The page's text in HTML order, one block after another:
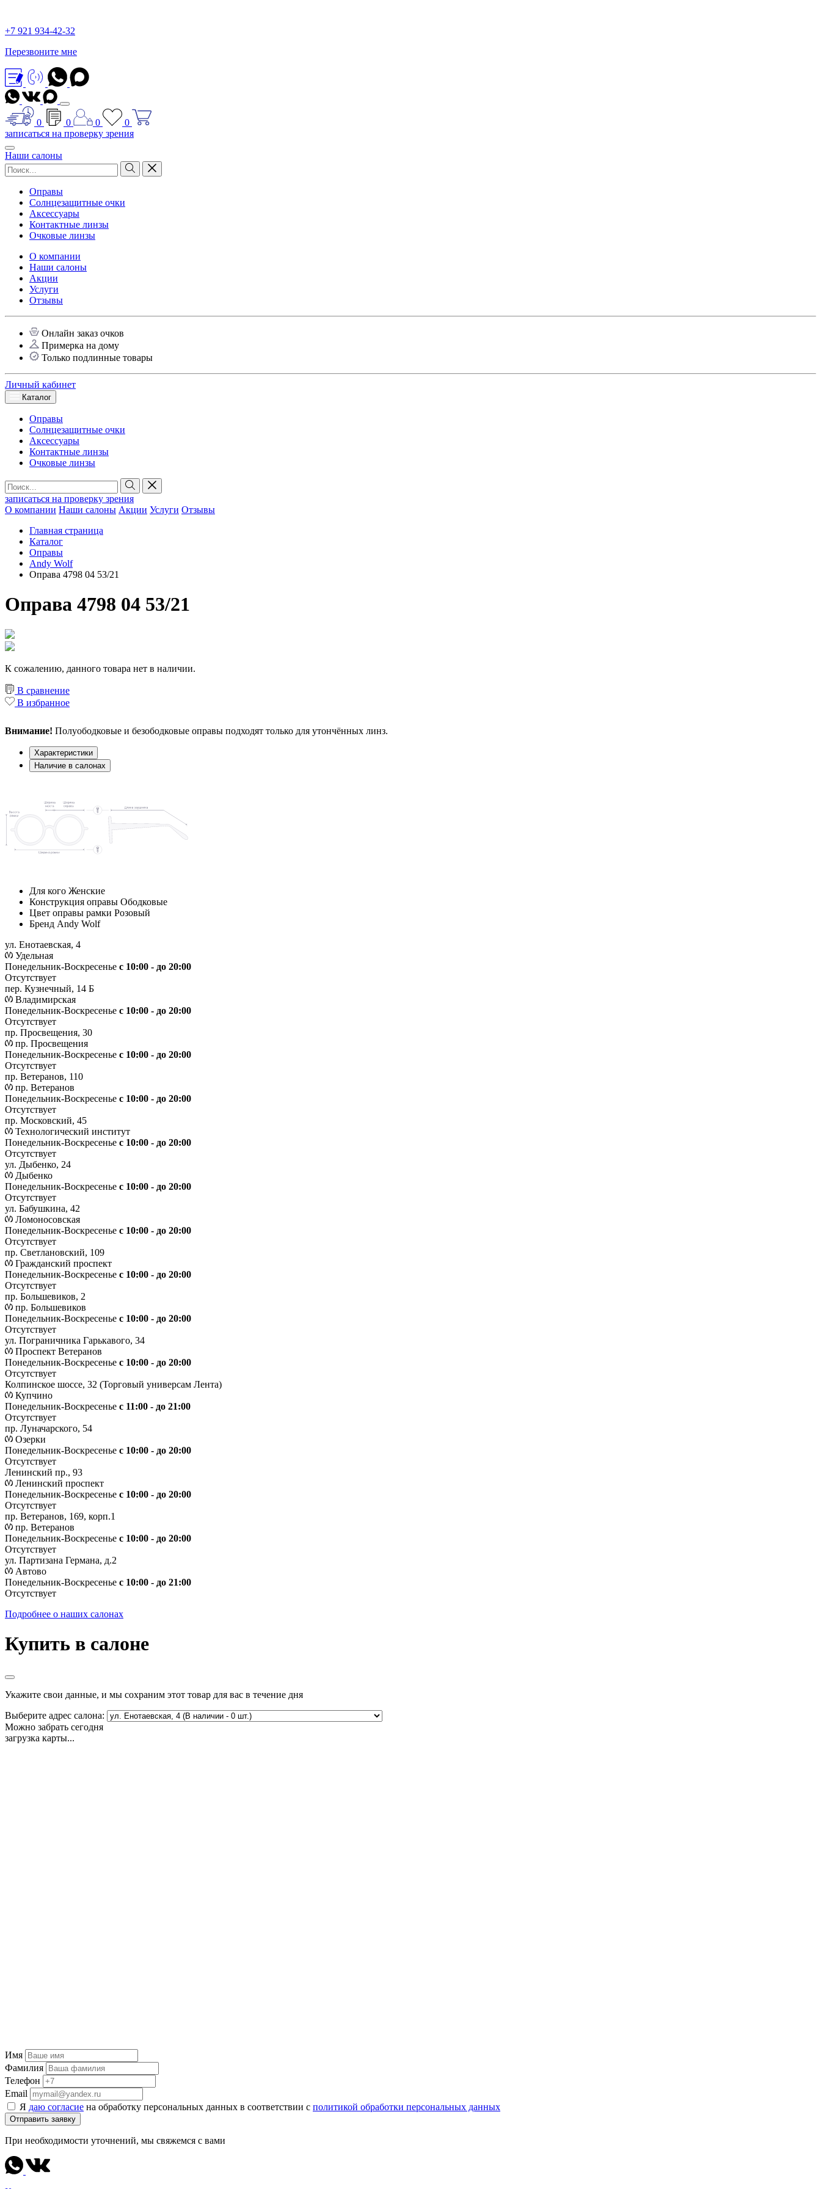
+7 921 934-42-32
Перезвоните мне
0 0 0
0
записаться на проверку зрения
Наши салоны
Оправы
Солнцезащитные очки
Аксессуары
Контактные линзы
Очковые линзы
О компании
Наши салоны
Акции
Услуги
Отзывы
Онлайн заказ очков
Примерка на дому
Только подлинные товары
Личный кабинет
Каталог
Оправы
Солнцезащитные очки
Аксессуары
Контактные линзы
Очковые линзы
записаться на проверку зрения
О компании Наши салоны Акции Услуги Отзывы
Главная страница
Каталог
Оправы
Andy Wolf
Оправа 4798 04 53/21
Оправа 4798 04 53/21
К сожалению, данного товара нет в наличии.
В сравнение
В избранное
Внимание! Полуободковые и безободковые оправы подходят только для утончённых линз.
Характеристики
Наличие в салонах
Для кого Женские
Конструкция оправы Ободковые
Цвет оправы рамки Розовый
Бренд Andy Wolf
ул. Енотаевская, 4
Удельная
Понедельник-Воскресенье с 10:00 - до 20:00
Отсутствует
пер. Кузнечный, 14 Б
Владимирская
Понедельник-Воскресенье с 10:00 - до 20:00
Отсутствует
пр. Просвещения, 30
пр. Просвещения
Понедельник-Воскресенье c 10:00 - до 20:00
Отсутствует
пр. Ветеранов, 110
пр. Ветеранов
Понедельник-Воскресенье с 10:00 - до 20:00
Отсутствует
пр. Московский, 45
Технологический институт
Понедельник-Воскресенье с 10:00 - до 20:00
Отсутствует
ул. Дыбенко, 24
Дыбенко
Понедельник-Воскресенье с 10:00 - до 20:00
Отсутствует
ул. Бабушкина, 42
Ломоносовская
Понедельник-Воскресенье с 10:00 - до 20:00
Отсутствует
пр. Светлановский, 109
Гражданский проспект
Понедельник-Воскресенье с 10:00 - до 20:00
Отсутствует
пр. Большевиков, 2
пр. Большевиков
Понедельник-Воскресенье с 10:00 - до 20:00
Отсутствует
ул. Пограничника Гарькавого, 34
Проспект Ветеранов
Понедельник-Воскресенье с 10:00 - до 20:00
Отсутствует
Колпинское шоссе, 32 (Торговый универсам Лента)
Купчино
Понедельник-Воскресенье с 11:00 - до 21:00
Отсутствует
пр. Луначарского, 54
Озерки
Понедельник-Воскресенье с 10:00 - до 20:00
Отсутствует
Ленинский пр., 93
Ленинский проспект
Понедельник-Воскресенье с 10:00 - до 20:00
Отсутствует
пр. Ветеранов, 169, корп.1
пр. Ветеранов
Понедельник-Воскресенье с 10:00 - до 20:00
Отсутствует
ул. Партизана Германа, д.2
Автово
Понедельник-Воскресенье с 10:00 - до 21:00
Отсутствует
Подробнее о наших салонах
Купить в салоне
Укажите свои данные, и мы сохраним этот товар для вас в течение дня
Выберите адрес салона:
Можно забрать сегодня
загрузка карты...
Имя
Фамилия
Телефон
Email
Я даю согласие на обработку персональных данных в соответствии с политикой обработки персональных данных
Отправить заявку
При необходимости уточнений, мы свяжемся с вами